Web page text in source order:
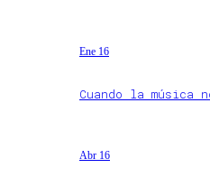
Ene 16
Cuando la música
Abr 16